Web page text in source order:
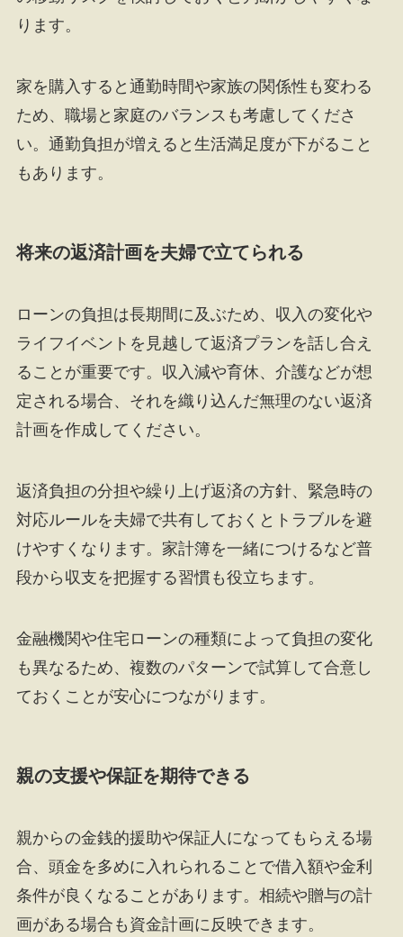
ります。
家を購入すると通勤時間や家族の関係性も変わる
ため、職場と家庭のバランスも考慮してくださ
い。通勤負担が増えると生活満足度が下がること
もあります。
将来の返済計画を夫婦で立てられる
ローンの負担は長期間に及ぶため、収入の変化や
ライフイベントを見越して返済プランを話し合え
ることが重要です。収入減や育休、介護などが想
定される場合、それを織り込んだ無理のない返済
計画を作成してください。
返済負担の分担や繰り上げ返済の方針、緊急時の
対応ルールを夫婦で共有しておくとトラブルを避
けやすくなります。家計簿を一緒につけるなど普
段から収支を把握する習慣も役立ちます。
金融機関や住宅ローンの種類によって負担の変化
も異なるため、複数のパターンで試算して合意し
ておくことが安心につながります。
親の支援や保証を期待できる
親からの金銭的援助や保証人になってもらえる場
合、頭金を多めに入れられることで借入額や金利
条件が良くなることがあります。相続や贈与の計
画がある場合も資金計画に反映できます。